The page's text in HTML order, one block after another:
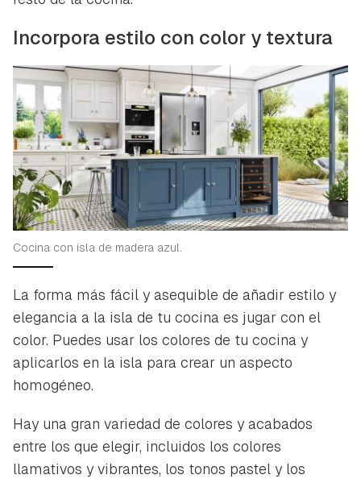
Incorpora estilo con color y textura
Cocina con isla de madera azul.
La forma más fácil y asequible de añadir estilo y
elegancia a la isla de tu cocina es jugar con el
color. Puedes usar los colores de tu cocina y
aplicarlos en la isla para crear un aspecto
homogéneo.
Hay una gran variedad de colores y acabados
entre los que elegir, incluidos los colores
llamativos y vibrantes, los tonos pastel y los